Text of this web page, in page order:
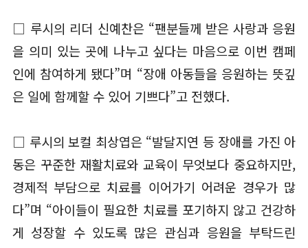
□ 루시의 리더 신예찬은 “팬분들께 받은 사랑과 응원
을 의미 있는 곳에 나누고 싶다는 마음으로 이번 캠페
인에 참여하게 됐다”며 “장애 아동들을 응원하는 뜻깊
은 일에 함께할 수 있어 기쁘다”고 전했다.
□ 루시의 보컬 최상엽은 “발달지연 등 장애를 가진 아
동은 꾸준한 재활치료와 교육이 무엇보다 중요하지만,
경제적 부담으로 치료를 이어가기 어려운 경우가 많
다”며 “아이들이 필요한 치료를 포기하지 않고 건강하
게 성장할 수 있도록 많은 관심과 응원을 부탁드린